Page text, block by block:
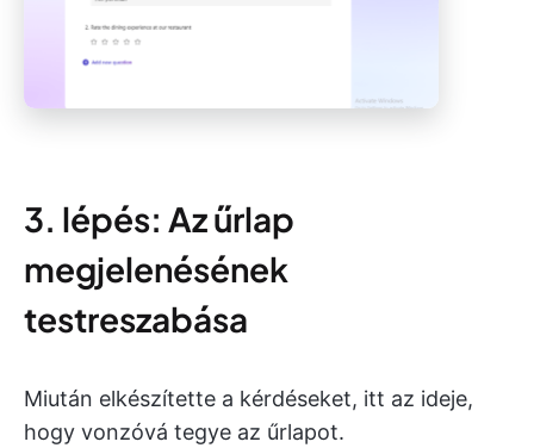
3. lépés: Az űrlap
megjelenésének
testreszabása
Miután elkészítette a kérdéseket, itt az ideje,
hogy vonzóvá tegye az űrlapot.